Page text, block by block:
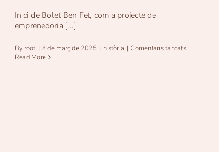
Inici de Bolet Ben Fet, com a projecte de
emprenedoria [...]
By root | 8 de març de 2025 | història | Comentaris tancatsa
Read More